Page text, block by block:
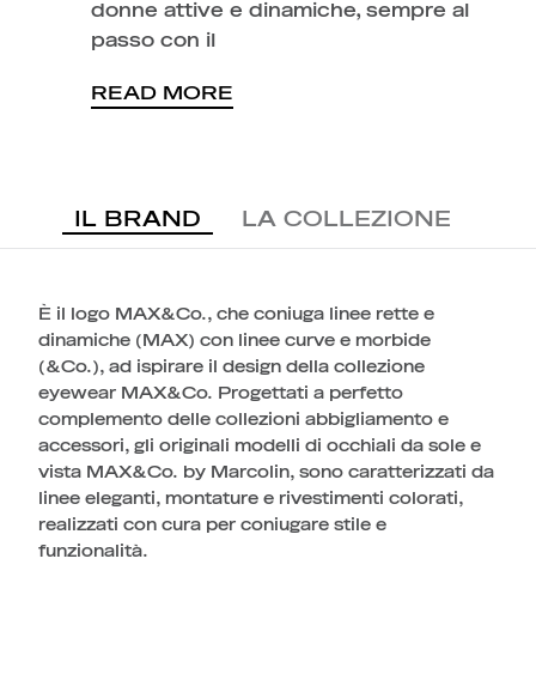
donne attive e dinamiche, sempre al
passo con il
READ MORE
IL BRAND LA COLLEZIONE
È il logo MAX&Co., che coniuga linee rette e
dinamiche (MAX) con linee curve e morbide
(&Co.), ad ispirare il design della collezione
eyewear MAX&Co. Progettati a perfetto
complemento delle collezioni abbigliamento e
accessori, gli originali modelli di occhiali da sole e
vista MAX&Co. by Marcolin, sono caratterizzati da
linee eleganti, montature e rivestimenti colorati,
realizzati con cura per coniugare stile e
funzionalità.